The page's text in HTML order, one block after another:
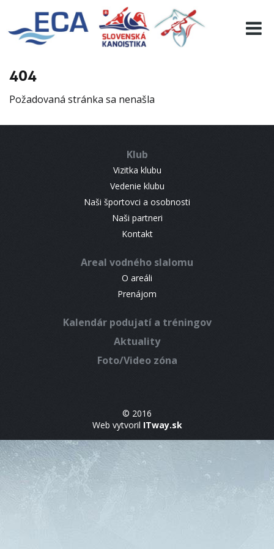
404
Požadovaná stránka sa nenašla
Klub
Vizitka klubu
Vedenie klubu
Naši športovci a osobnosti
Naši partneri
Kontakt
Areal vodného slalomu
O areáli
Prenájom
Kalendár podujatí a tréningov
Aktuality
Foto/Video zóna
© 2016
Web vytvoril ITway.sk
EURO 19
INFO
RESULTS
CONTACT